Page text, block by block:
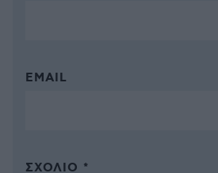
EMAIL
ΣΧΌΛΙΟ *